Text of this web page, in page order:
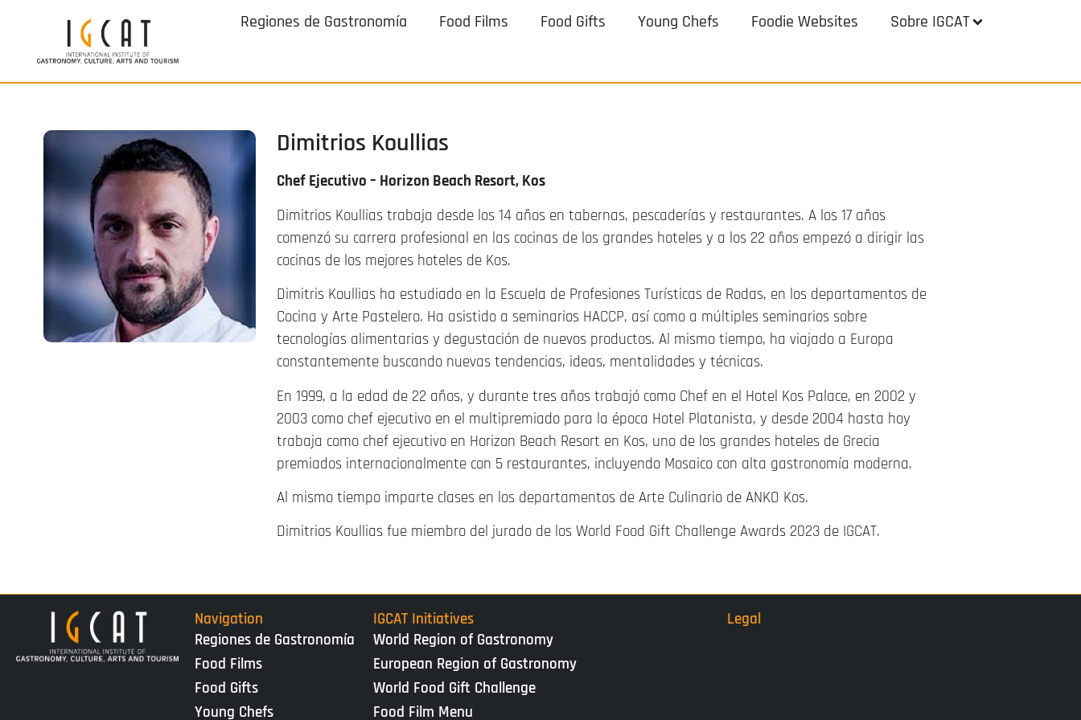
Regiones de Gastronomía Food Films Food Gifts Young Chefs Foodie Websites Sobre IGCAT
Dimitrios Koullias
Chef Ejecutivo – Horizon Beach Resort, Kos
Dimitrios Koullias trabaja desde los 14 años en tabernas, pescaderías y restaurantes. A los 17 años
comenzó su carrera profesional en las cocinas de los grandes hoteles y a los 22 años empezó a dirigir las
cocinas de los mejores hoteles de Kos.
Dimitris Koullias ha estudiado en la Escuela de Profesiones Turísticas de Rodas, en los departamentos de
Cocina y Arte Pastelero. Ha asistido a seminarios HACCP, así como a múltiples seminarios sobre
tecnologías alimentarias y degustación de nuevos productos. Al mismo tiempo, ha viajado a Europa
constantemente buscando nuevas tendencias, ideas, mentalidades y técnicas.
En 1999, a la edad de 22 años, y durante tres años trabajó como Chef en el Hotel Kos Palace, en 2002 y
2003 como chef ejecutivo en el multipremiado para la época Hotel Platanista, y desde 2004 hasta hoy
trabaja como chef ejecutivo en Horizon Beach Resort en Kos, uno de los grandes hoteles de Grecia
premiados internacionalmente con 5 restaurantes, incluyendo Mosaico con alta gastronomía moderna.
Al mismo tiempo imparte clases en los departamentos de Arte Culinario de ANKO Kos.
Dimitrios Koullias fue miembro del jurado de los World Food Gift Challenge Awards 2023 de IGCAT.
Navigation
Regiones de Gastronomía
Food Films
Food Gifts
Young Chefs
IGCAT Initiatives
World Region of Gastronomy
European Region of Gastronomy
World Food Gift Challenge
Food Film Menu
Legal